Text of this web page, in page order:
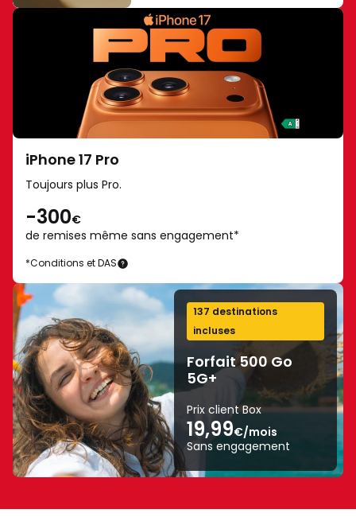
requise
fonctionnalités
Plus
d’informations
sur
samsung.com/fr.
Galaxy
Ultra
et
Fold8
-
classe
énergétique
A
sur
une
échelle
de
à
iPhone
énergétique
A
sur
une
échelle
de
G
iPhone 17 Pro
Toujours plus Pro.
-300€
de remises même sans engagement*
iPhone
17
Pro
*Conditions et DAS
137 destinations
incluses
Forfait 500 Go
5G+
Prix client Box
19,99€/mois
Sans engagement